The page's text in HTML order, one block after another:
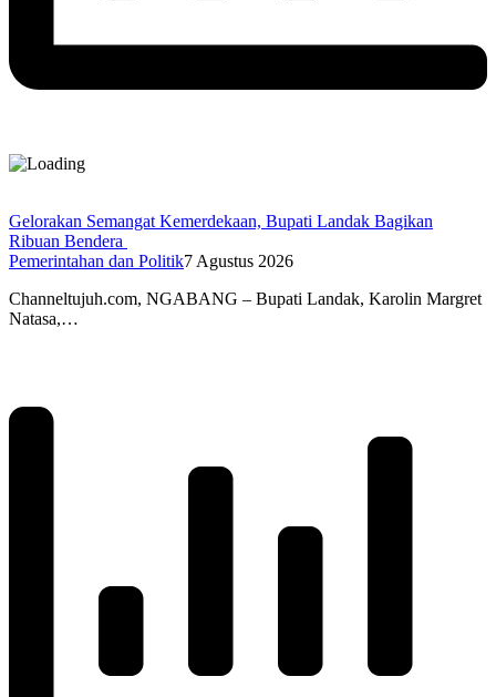
Gelorakan Semangat Kemerdekaan, Bupati Landak Bagikan
Ribuan Bendera
Pemerintahan dan Politik7 Agustus 2026
Channeltujuh.com, NGABANG – Bupati Landak, Karolin Margret
Natasa,…